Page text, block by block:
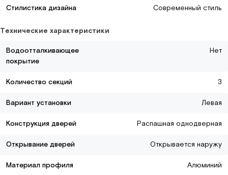
Стилистика дизайна Современный стиль
Технические характеристики
Водоотталкивающее
покрытие
Нет
Количество секций 3
Вариант установки Левая
Конструкция дверей Распашная однодверная
Открывание дверей Открывается наружу
Материал профиля Алюминий